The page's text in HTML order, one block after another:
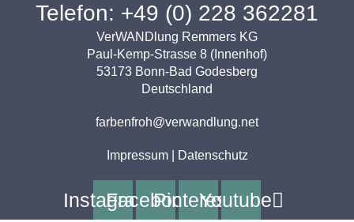
Telefon: +49 (0) 228 362281
VerWANDlung Remmers KG
Paul-Kemp-Strasse 8 (Innenhof)
53173 Bonn-Bad Godesberg
Deutschland
farbenfroh@verwandlung.net
Impressum| Datenschutz
Instagram
FacebookPinterestYoutube